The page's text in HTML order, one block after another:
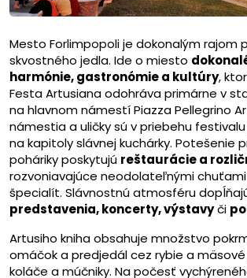
Mesto Forlimpopoli je dokonalým rajom
skvostného jedla. Ide o miesto
harmónie, gastronómie a kultúry,
Festa Artusiana odohráva primárne v
na hlavnom námestí Piazza Pellegrino
námestia a uličky sú v priebehu
na kapitoly slávnej kuchárky. Potešenie
poháriky poskytujú reštaurácie a
rozvoniavajúce neodolateľnými
špecialít. Slávnostnú atmosféru
predstavenia, koncerty, výstavyči
Artusiho kniha obsahuje množstvo
omáčok a predjedál cez rybie a
koláče a múčniky. Na počesť